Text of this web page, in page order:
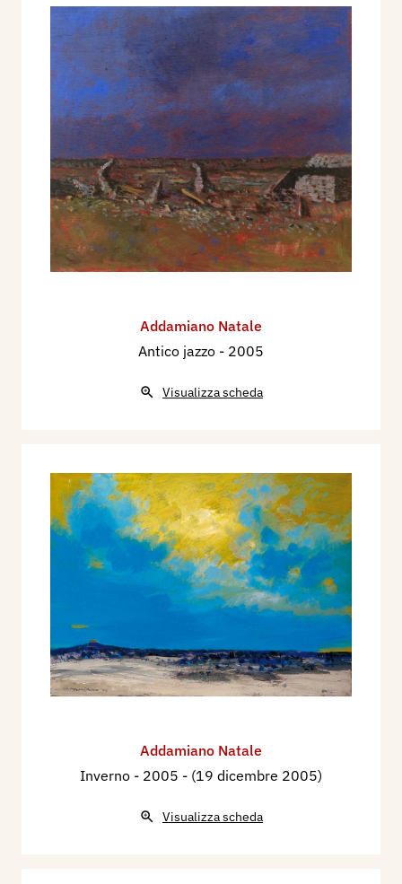
Addamiano Natale
Antico jazzo - 2005
Visualizza scheda
Addamiano Natale
Inverno - 2005 - (19 dicembre 2005)
Visualizza scheda